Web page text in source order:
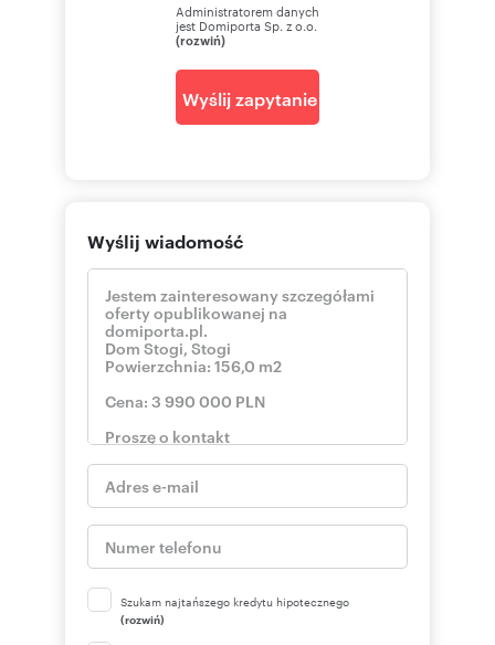
Administratorem danych
jest Domiporta Sp. z o.o.
(rozwiń)
Wyślij zapytanie
Wyślij wiadomość
Szukam najtańszego kredytu hipotecznego
(rozwiń)